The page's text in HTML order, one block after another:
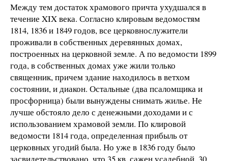
Между тем достаток храмового причта ухудшался в
течение XIX века. Согласно клировым ведомостям
1814, 1836 и 1849 годов, все церковнослужители
проживали в собственных деревянных домах,
построенных на церковной земле. А по ведомости 1899
года, в собственных домах уже жили только
священник, причем здание находилось в ветхом
состоянии, и диакон. Остальные (два псаломщика и
просфорница) были вынуждены снимать жилье. Не
лучше обстояло дело с денежными доходами и с
использованием храмовой земли. По клировой
ведомости 1814 года, определенная прибыль от
церковных угодий была. Но уже в 1836 году было
засвидетельствовано, что 35 кв. сажен усадебной, 30